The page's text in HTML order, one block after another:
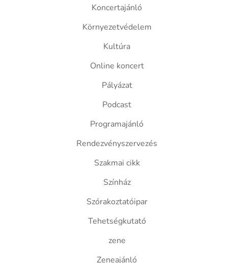
Koncertajánló
Környezetvédelem
Kultúra
Online koncert
Pályázat
Podcast
Programajánló
Rendezvényszervezés
Szakmai cikk
Színház
Szórakoztatóipar
Tehetségkutató
zene
Zeneajánló